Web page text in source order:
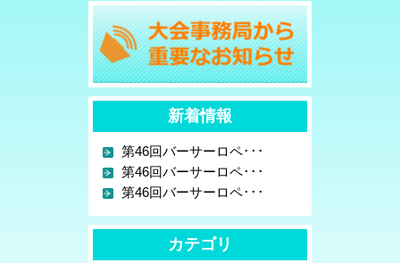
新着情報
第46回バーサーロペ･･･
第46回バーサーロペ･･･
第46回バーサーロペ･･･
カテゴリ